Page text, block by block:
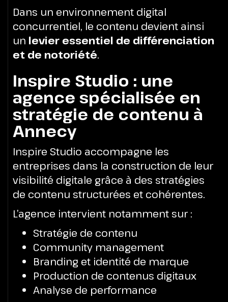
Dans un environnement digital
concurrentiel, le contenu devient ainsi
un levier essentiel de différenciation
et de notoriété.
Inspire Studio : une
agence spécialisée en
stratégie de contenu à
Annecy
Inspire Studio accompagne les
entreprises dans la construction de leur
visibilité digitale grâce à des stratégies
de contenu structurées et cohérentes.
L’agence intervient notamment sur :
Stratégie de contenu
Community management
Branding et identité de marque
Production de contenus digitaux
Analyse de performance